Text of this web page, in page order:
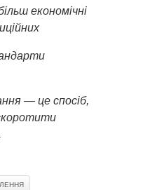
економічні
— це спосіб,